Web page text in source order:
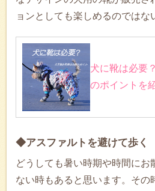
ョンとしても楽しめるのではな
犬に靴は必要
のポイントを
◆アスファルトを避けて歩く
どうしても暑い時期や時間にお
ない時もあると思います。その